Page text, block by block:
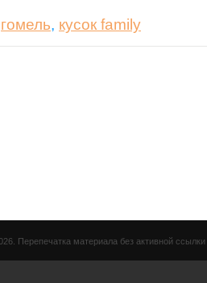
гомель, кусок family
Перепечатка материала без активной